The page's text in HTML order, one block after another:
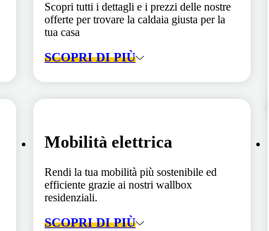
Scopri tutti i dettagli e i prezzi delle nostre
offerte per trovare la caldaia giusta per la
tua casa
SCOPRI DI PIÙ
Mobilità elettrica
Rendi la tua mobilità più sostenibile ed
efficiente grazie ai nostri wallbox
residenziali.
SCOPRI DI PIÙ